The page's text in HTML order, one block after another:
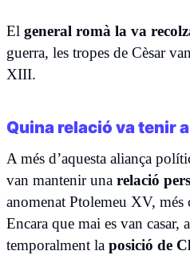
El general romà la va
guerra, les tropes de Cèsar
XIII.
Quina relació va tenir
A més d’aquesta aliança
van mantenir una relació
anomenat Ptolemeu XV, més
Encara que mai es van casar,
temporalment la posició de